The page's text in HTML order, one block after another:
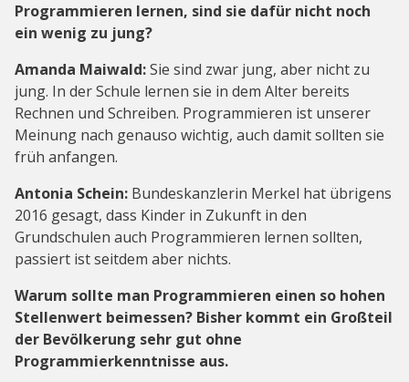
Programmieren lernen, sind sie dafür nicht noch
ein wenig zu jung?
Amanda Maiwald:Sie sind zwar jung, aber nicht zu
jung. In der Schule lernen sie in dem Alter bereits
Rechnen und Schreiben. Programmieren ist unserer
Meinung nach genauso wichtig, auch damit sollten sie
früh anfangen.
Antonia Schein: Bundeskanzlerin Merkel hat übrigens
2016 gesagt, dass Kinder in Zukunft in den
Grundschulen auch Programmieren lernen sollten,
passiert ist seitdem aber nichts.
Warum sollte man Programmieren einen so hohen
Stellenwert beimessen? Bisher kommt ein Großteil
der Bevölkerung sehr gut ohne
Programmierkenntnisse aus.